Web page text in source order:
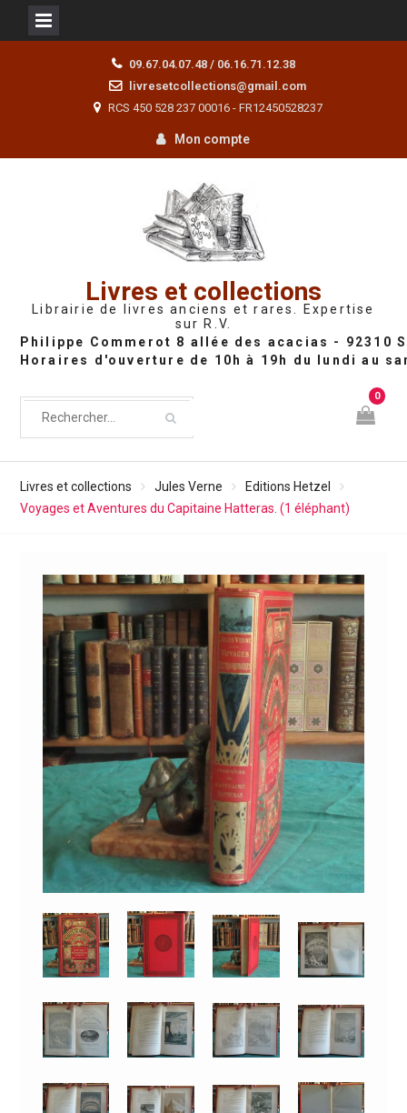
09.67.04.07.48 / 06.16.71.12.38
livresetcollections@gmail.com
RCS 450 528 237 00016 - FR12450528237
Mon compte
Livres et collections
Librairie de livres anciens et rares. Expertise
sur R.V.
0
Livres et collections Jules Verne
Editions Hetzel
Voyages et Aventures du Capitaine Hatteras. (1 éléphant)